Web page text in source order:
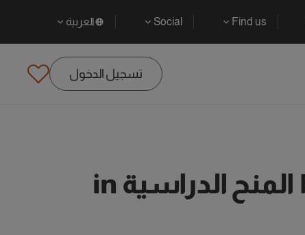
Find us
Social العربية
تسجيل الدخول
Found 0 Foundation Environmental Science المنح الدراسية in